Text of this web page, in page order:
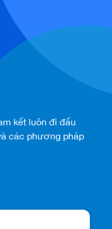
kết luôn đi đầu
các phương pháp